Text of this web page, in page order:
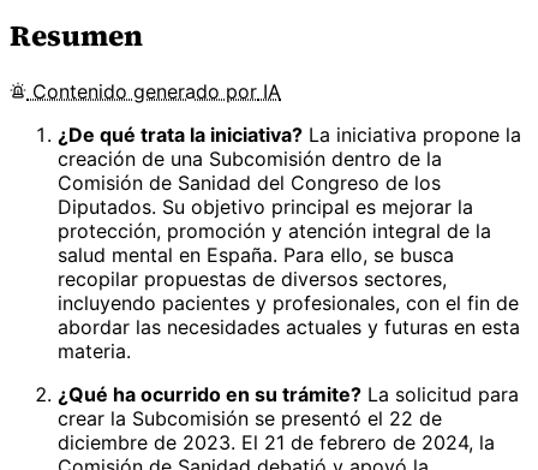
Resumen
Contenido generado por IA
¿De qué trata la iniciativa? La iniciativa propone la
creación de una Subcomisión dentro de la
Comisión de Sanidad del Congreso de los
Diputados. Su objetivo principal es mejorar la
protección, promoción y atención integral de la
salud mental en España. Para ello, se busca
recopilar propuestas de diversos sectores,
incluyendo pacientes y profesionales, con el fin de
abordar las necesidades actuales y futuras en esta
materia.
¿Qué ha ocurrido en su trámite? La solicitud para
crear la Subcomisión se presentó el 22 de
diciembre de 2023. El 21 de febrero de 2024, la